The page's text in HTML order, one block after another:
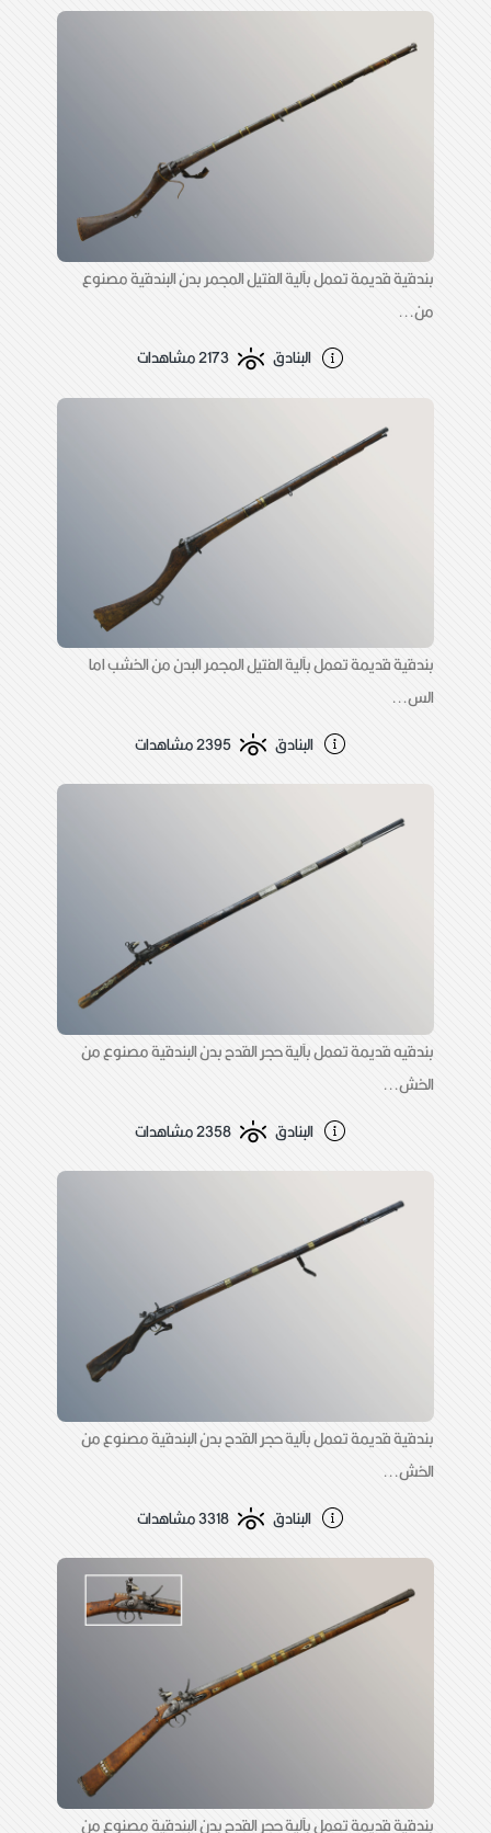
من الخشب محلى بقطع من العاج اما السبطانة
فهي من الحديد عليها زخارف مثبتة في بدن بحلقة
معدنية وتمتاز بكبر حجم الفوهة من الامام
بندقية قديمة تعمل بآلية الفتيل المجمر بدن البندقية مصنوع
من...
البنادق
2173 مشاهدات
بندقية قديمة تعمل بآلية الفتيل المجمر البدن من الخشب اما
الس...
البنادق
2395 مشاهدات
بندقيه قديمة تعمل بآلية حجر القدح بدن البندقية مصنوع من
الخش...
البنادق
2358 مشاهدات
بندقية قديمة تعمل بآلية حجر القدح بدن البندقية مصنوع من
الخش...
البنادق
3318 مشاهدات
بندقية قديمة تعمل بآلية حجر القدح بدن البندقية مصنوع من